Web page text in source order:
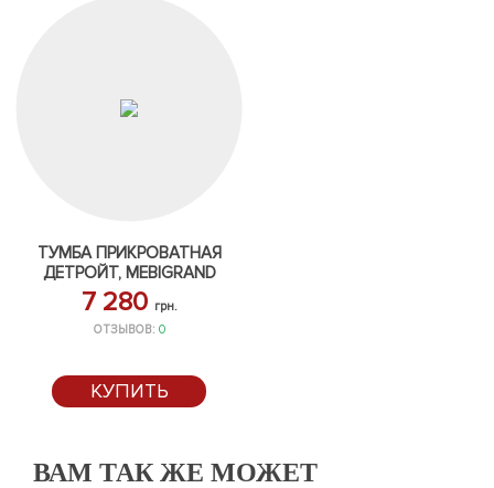
ТУМБА ПРИКРОВАТНАЯ
ДЕТРОЙТ, MEBIGRAND
7 280 грн.
ОТЗЫВОВ: 0
КУПИТЬ
ВАМ ТАК ЖЕ МОЖЕТ